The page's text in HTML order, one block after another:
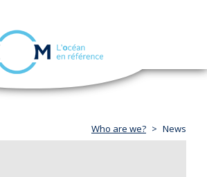
navigation
Who are we? News